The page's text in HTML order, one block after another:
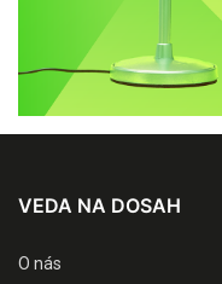
VEDA NA DOSAH
O nás